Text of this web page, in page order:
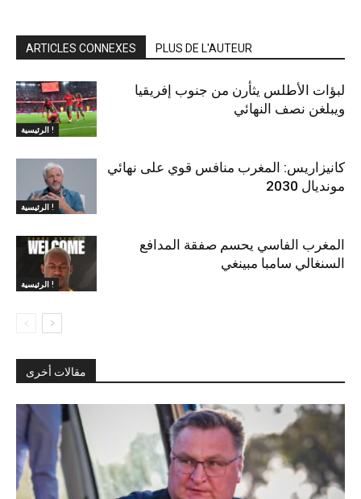
ARTICLES CONNEXES PLUS DE L'AUTEUR
الرئيسية !
لبؤات الأطلس يثأرن من جنوب إفريقيا
ويبلغن نصف النهائي
الرئيسية !
كانيزاريس: المغرب منافس قوي على نهائي
مونديال 2030
الرئيسية !
المغرب الفاسي يحسم صفقة المدافع
السنغالي سامبا مبينغي
مقالات أخرى